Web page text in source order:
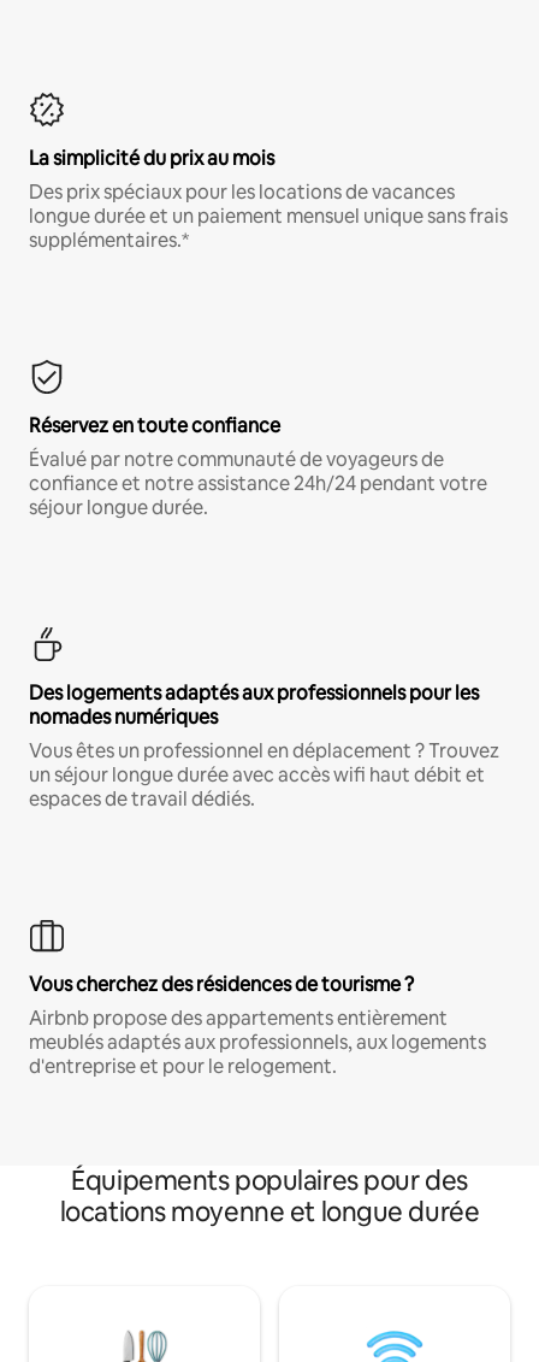
La simplicité du prix au mois
Des prix spéciaux pour les locations de vacances
longue durée et un paiement mensuel unique sans frais
supplémentaires.*
Réservez en toute confiance
Évalué par notre communauté de voyageurs de
confiance et notre assistance 24h/24 pendant votre
séjour longue durée.
Des logements adaptés aux professionnels pour les
nomades numériques
Vous êtes un professionnel en déplacement ? Trouvez
un séjour longue durée avec accès wifi haut débit et
espaces de travail dédiés.
Vous cherchez des résidences de tourisme ?
Airbnb propose des appartements entièrement
meublés adaptés aux professionnels, aux logements
d'entreprise et pour le relogement.
Équipements populaires pour des
locations moyenne et longue durée